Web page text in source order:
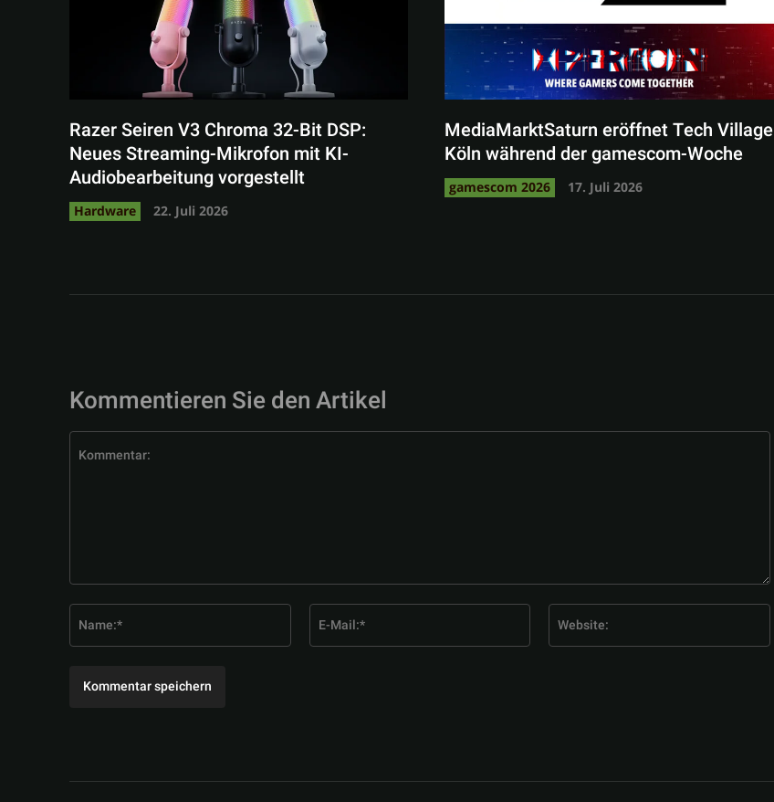
Razer Seiren V3 Chroma 32-Bit DSP:
Neues Streaming-Mikrofon mit KI-
Audiobearbeitung vorgestellt
Hardware 22. Juli 2026
MediaMarktSaturn eröffnet Tech Village
Köln während der gamescom-Woche
gamescom 2026 17. Juli 2026
Kommentieren Sie den Artikel
Mail:*